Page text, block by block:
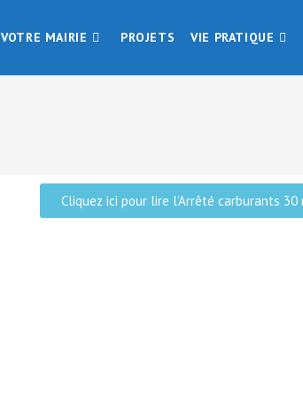
VOTRE MAIRIE PROJETS VIE PRATIQUE
Cliquez ici pour lire l'Arrêté carburants 30